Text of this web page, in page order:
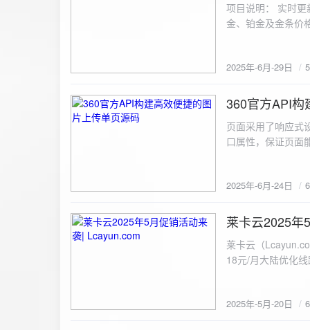
项目说明： 实时
金、铂金及金条价
2025年-6月-29日
2025-6-24
360官方API构
页面采用了响应式
口属性，保证页面
重置默认样式 */ * { margin: 0; padding: 0; box-sizing: border-box; } /* 设置页面的字体和添加背景图片 */
center fixed; /* 使用服务器上的路径 */
#333; display: flex; justify-content: center; align-items: center; min-height: 100vh; margin: 0; } /* 容器样
式 */ .container { background-color: rgba(255, 255, 255, 0.9); /* 使用半透明白色背景，以便在图片背景
上更清晰地显示内容 */ padding: 30px; border-radius: 8px; box-shadow: 0 4px 8px
padding: 8px; background-color: #f7f7f7; border: 1px solid #ccc; border-radius: 4px; font-size: 16px;
2025年-6月-24日
2025-5-20
莱卡云2025年
莱卡云（Lcayun.com）五一促销活动来袭 莱
18元/月大陆优化
https://
2025年-5月-20日